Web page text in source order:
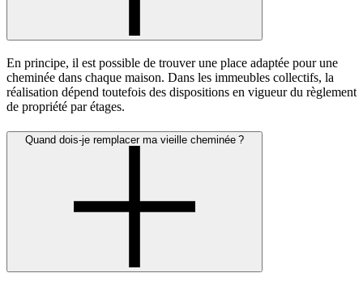
En principe, il est possible de trouver une place adaptée pour une
cheminée dans chaque maison. Dans les immeubles collectifs, la
réalisation dépend toutefois des dispositions en vigueur du règlement
de propriété par étages.
Quand dois-je remplacer ma vieille cheminée ?